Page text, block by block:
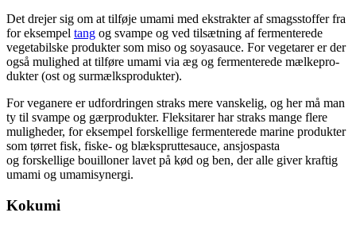
Det drejer sig om at tilføje umami med ekstrakter af smagsstoffer fra
for eksempel tang og svampe og ved tilsætning af fermenterede
vegetabilske produkter som miso og soyasauce. For vegetarer er der
også mulighed at tilføre umami via æg og fermenterede mælkepro­
dukter (ost og surmælksprodukter).
For veganere er udfordringen straks mere vanskelig, og her må man
ty til svampe og gærprodukter. Fleksitarer har straks mange flere
muligheder, for eksempel forskellige fermen­terede marine produkter
som tørret fisk, fiske- og blækspruttesauce, ansjospasta
og forskellige bouilloner lavet på kød og ben, der alle giver kraftig
umami og umamisynergi.
Kokumi